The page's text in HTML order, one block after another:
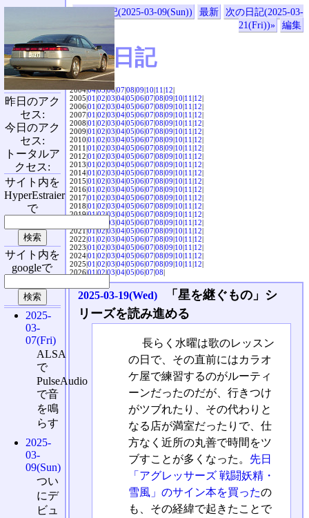
«前の日記(2025-03-09(Sun)) 最新
次の日記(2025-03-
21(Fri))»
編集
SVX日記
2004|04|05|06|07|08|09|10|11|12|
2005|01|02|03|04|05|06|07|08|09|10|11|12|
2006|01|02|03|04|05|06|07|08|09|10|11|12|
2007|01|02|03|04|05|06|07|08|09|10|11|12|
2008|01|02|03|04|05|06|07|08|09|10|11|12|
2009|01|02|03|04|05|06|07|08|09|10|11|12|
2010|01|02|03|04|05|06|07|08|09|10|11|12|
2011|01|02|03|04|05|06|07|08|09|10|11|12|
2012|01|02|03|04|05|06|07|08|09|10|11|12|
2013|01|02|03|04|05|06|07|08|09|10|11|12|
2014|01|02|03|04|05|06|07|08|09|10|11|12|
2015|01|02|03|04|05|06|07|08|09|10|11|12|
2016|01|02|03|04|05|06|07|08|09|10|11|12|
2017|01|02|03|04|05|06|07|08|09|10|11|12|
2018|01|02|03|04|05|06|07|08|09|10|11|12|
2019|01|02|03|04|05|06|07|08|09|10|11|12|
03|04|05|06|07|08|09|10|11|12|
2021|01|02|03|04|05|06|07|08|09|10|11|12|
2022|01|02|03|04|05|06|07|08|09|10|11|12|
2023|01|02|03|04|05|06|07|08|09|10|11|12|
2024|01|02|03|04|05|06|07|08|09|10|11|12|
2025|01|02|03|04|05|06|07|08|09|10|11|12|
2026|01|02|03|04|05|06|07|08|
2025-03-19(Wed)
「星を継ぐもの」シ
リーズを読み進める
長らく水曜は歌のレッスン
の日で、その直前にはカラオ
ケ屋で練習するのがルーティ
ーンだったのだが、行きつけ
がツブれたり、その代わりと
なる店が満室だったりで、仕
方なく近所の丸善で時間をツ
ブすことが多くなった。 先日
「アグレッサーズ 戦闘妖精・
雪風」のサイン本を買ったの
も、その経緯で起きたことで
昨日のアク
セス:
今日のアク
セス:
トータルア
クセス:
サイト内を
HyperEstraier
で
サイト内を
googleで
2025-
03-
07(Fri)
ALSA
で
PulseAudio
で音
を鳴
らす
2025-
03-
09(Sun)
つい
にデ
ビュ